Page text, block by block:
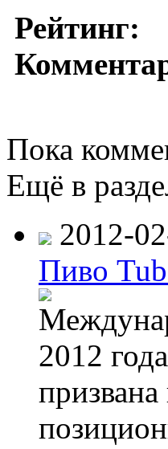
Рейтинг:
Пока
Ещё в
2012-
Пиво
2012